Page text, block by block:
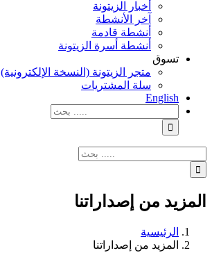
أخبار الزيتونة
آخر الأنشطة
أنشطة قادمة
أنشطة أسرة الزيتونة
تسوق
متجر الزيتونة (النسخة الإلكترونية)
سلة المشتريات
English
البحث
بالنسبة
الي
: البحث
بالنسبة
الي
: المزيد من إصداراتنا
الرئيسية
المزيد من إصداراتنا